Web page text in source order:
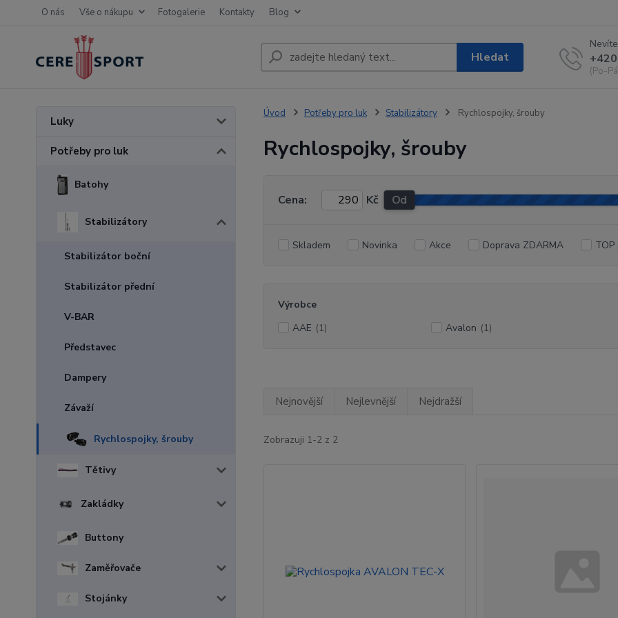
O nás Vše o nákupu Fotogalerie Kontakty Blog
Hledat
(Po-
Luky
Potřeby pro luk
Batohy
Stabilizátory
Stabilizátor boční
Stabilizátor přední
V-BAR
Představec
Dampery
Závaží
Rychlospojky, šrouby
Tětivy
Zakládky
Buttony
Zaměřovače
Stojánky
Úvod Potřeby pro luk Stabilizátory Rychlospojky, šrouby
Rychlospojky, šrouby
Cena: Kč Od
Skladem Novinka Akce Doprava ZDARMA
Výrobce
AAE (1) Avalon (1)
Nejnovější Nejlevnější Nejdražší
Zobrazuji 1-2 z 2